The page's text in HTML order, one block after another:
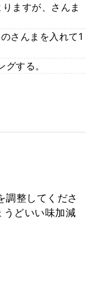
ますが、さんま
さんまを入れて1
する。
調整してくださ
どいい味加減